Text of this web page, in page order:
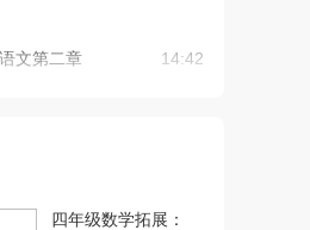
文第二章
14:42
四年级数学拓展：